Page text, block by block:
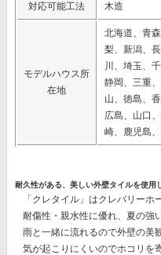
対応可能工法 木造
モデルハウス所
在地
北海道、青
梨、新潟、
川、埼玉、
静岡、三重
山、徳島、
広島、山口
崎、鹿児島
耐久性がある、美しい外壁タイルを使用
「クレタイル」はクレバリーホ
耐傷性・親水性に優れ、夏の強
雨と一緒に流れるので外壁の美
気が起こりにくいのでホコリを